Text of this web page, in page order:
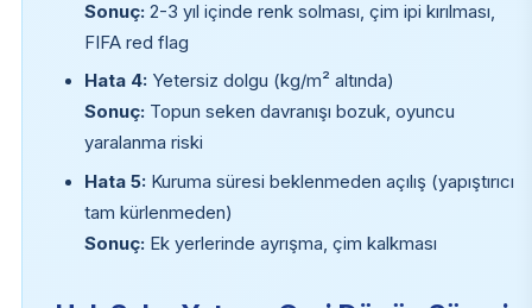
Sonuç: 2-3 yıl içinde renk solması, çim ipi kırılması,
FIFA red flag
Hata 4: Yetersiz dolgu (kg/m² altında)
Sonuç: Topun seken davranışı bozuk, oyuncu
yaralanma riski
Hata 5: Kuruma süresi beklenmeden açılış (yapıştırıcı
tam kürlenmeden)
Sonuç: Ek yerlerinde ayrışma, çim kalkması